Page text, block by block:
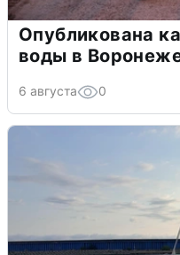
Опубликована
воды в
6 августа 0